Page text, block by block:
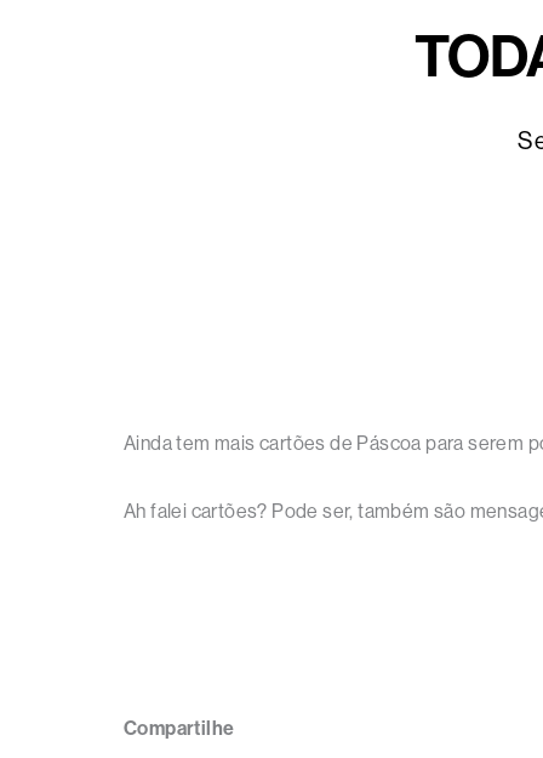
Ainda tem mais cartões de Páscoa para serem
Ah falei cartões? Pode ser, também são
Compartilhe